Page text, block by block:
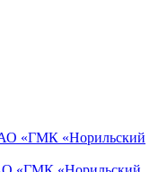
«ГМК «Норильский